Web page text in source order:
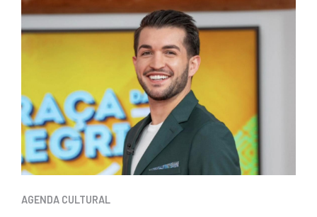
AGENDA CULTURAL